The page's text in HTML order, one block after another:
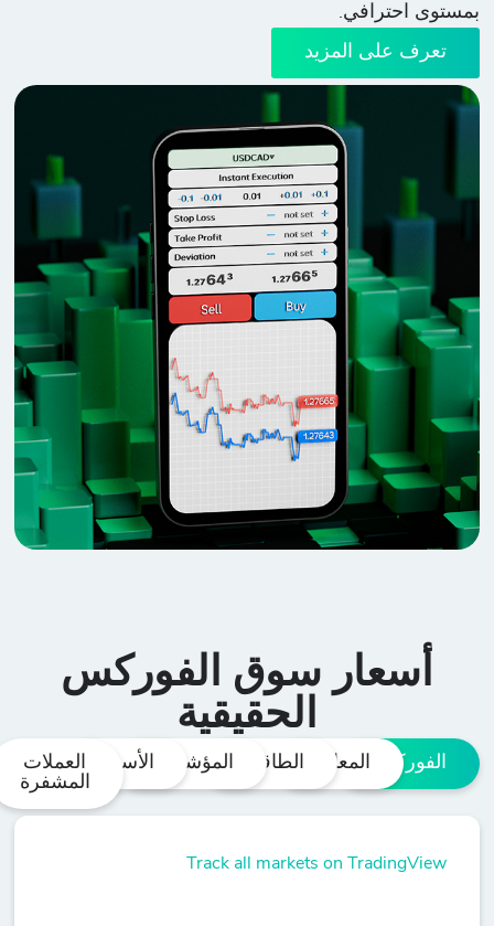
بمستوى احترافي.
تعرف على المزيد
أسعار سوق الفوركس
الحقيقية
الفوركس المعادن الطاقات المؤشرات الأسهم
العملات
المشفرة
Track all markets on TradingView